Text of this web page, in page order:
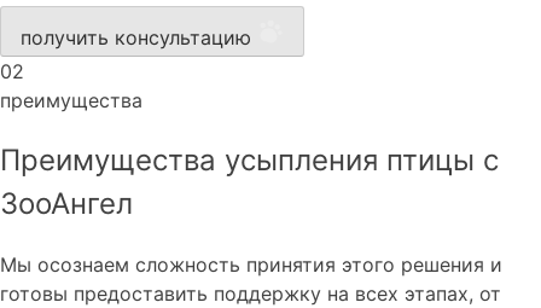
получить консультацию
02
преимущества
Преимущества усыпления птицы с
ЗооАнгел
Мы осознаем сложность принятия этого решения и
готовы предоставить поддержку на всех этапах, от